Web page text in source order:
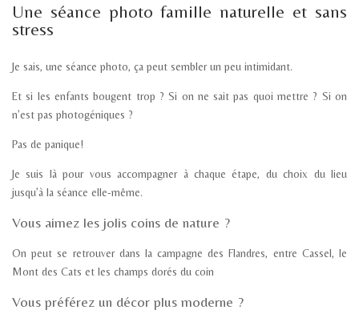
Une séance photo famille naturelle et sans
stress
Je sais, une séance photo, ça peut sembler un peu intimidant.
Et si les enfants bougent trop ? Si on ne sait pas quoi mettre ? Si on
n’est pas photogéniques ?
Pas de panique!
Je suis là pour vous accompagner à chaque étape, du choix du lieu
jusqu’à la séance elle-même.
Vous aimez les jolis coins de nature ?
On peut se retrouver dans lacampagne des Flandres, entre Cassel,le
Mont des Cats et les champs dorés du coin
Vous préférez un décor plus moderne ?